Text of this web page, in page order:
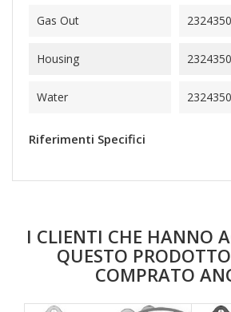
Gas Out
Housing
Water
Riferimenti Specifici
I CLIENTI CHE HANNO
QUESTO
COMPRATO